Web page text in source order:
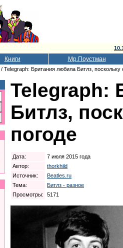
Книги Мр.Поустман
/ Telegraph: Британия любила Битлз, поскольку
Telegraph:
Битлз,
погоде
Дата:
7 июля 2015 года
Автор:
thorkhild
Источник:
Beatles.ru
Тема:
Битлз - разное
Просмотры:
5171